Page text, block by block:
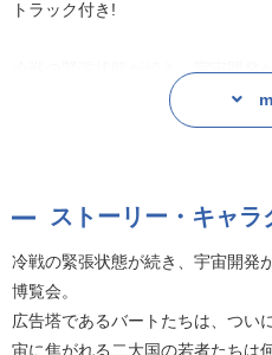
トラック付き!
冷戦の緊張状態が続き、宇宙開発
広告塔であるバートたちは、つい
ストーリー・キャラ
冷戦の緊張状態が続き、宇宙開発
博覧会。
広告塔であるバートたちは、つい
宙に焦がれる二大国の若者たちは